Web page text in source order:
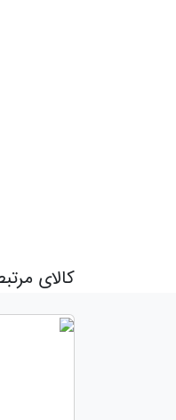
کالای